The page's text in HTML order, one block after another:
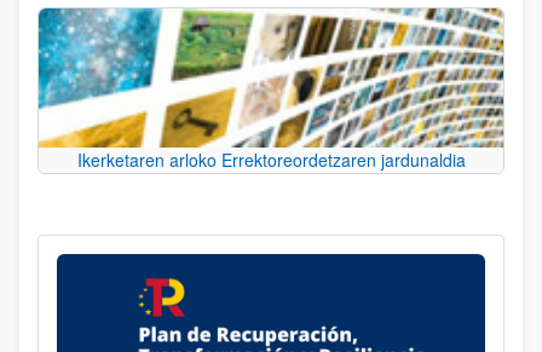
Ikerketaren arloko Errektoreordetzaren jardunaldia